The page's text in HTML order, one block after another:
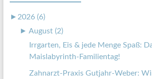
► 2026 (6)
► August (2)
Irrgarten, Eis & jede Menge Spaß:
Maislabyrinth-Familientag!
Zahnarzt-Praxis Gutjahr-Weber: